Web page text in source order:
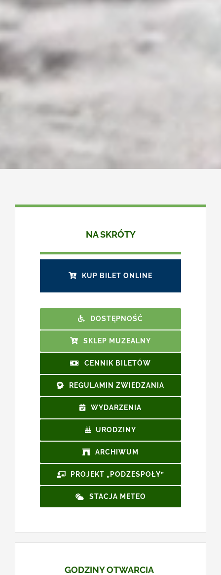
NA SKRÓTY
KUP BILET ONLINE
DOSTĘPNOŚĆ
SKLEP MUZEALNY
CENNIK BILETÓW
REGULAMIN ZWIEDZANIA
WYDARZENIA
URODZINY
ARCHIWUM
PROJEKT „PODZESPOŁY”
STACJA METEO
GODZINY OTWARCIA